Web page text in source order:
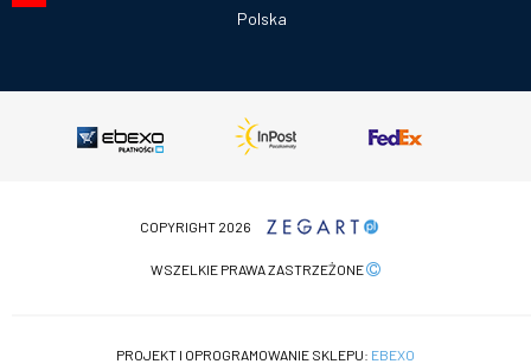
Polska
COPYRIGHT 2026
WSZELKIE PRAWA ZASTRZEŻONE
PROJEKT I OPROGRAMOWANIE SKLEPU: EBEXO